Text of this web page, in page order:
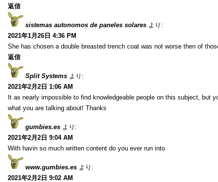
返信
sistemas autonomos de paneles solares より:
2021年1月26日 4:36 PM
She has chosen a double breasted trench coat was not worse then of
返信
Split Systems より:
2021年2月2日 1:06 AM
It as nearly impossible to find knowledgeable people on this subject, but
what you are talking about! Thanks
gumbies.es より:
2021年2月2日 9:04 AM
With havin so much written content do you ever run into
www.gumbies.es より:
2021年2月2日 9:02 AM